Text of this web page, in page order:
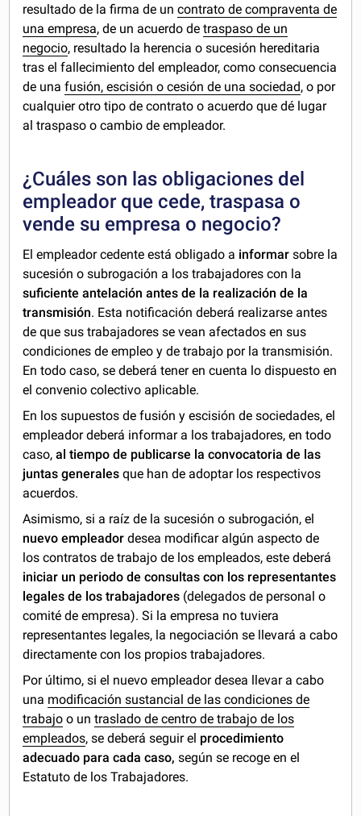
resultado de la firma de uncontrato de compraventa de
una empresa, de un acuerdo detraspaso de un
negocio, resultado la herencia o sucesión hereditaria
tras el fallecimiento del empleador, como consecuencia
de unafusión, escisión o cesión de una sociedad, o por
cualquier otro tipo de contrato o acuerdo que dé lugar
al traspaso o cambio de empleador.
¿Cuáles son las obligaciones del
empleador que cede, traspasa o
vende su empresa o negocio?
El empleador cedente está obligado a informar sobre la
sucesión o subrogación a los trabajadores con la
suficiente antelación antes de la realización de la
transmisión. Esta notificación deberá realizarse antes
de que sus trabajadores se vean afectados en sus
condiciones de empleo y de trabajo por la transmisión.
En todo caso, se deberá tener en cuenta lo dispuesto en
el convenio colectivo aplicable.
En los supuestos de fusión y escisión de sociedades, el
empleador deberá informar a los trabajadores, en todo
caso,al tiempo de publicarse la convocatoria de las
juntas generales que han de adoptar los respectivos
acuerdos.
Asimismo, si a raíz de la sucesión o subrogación, el
nuevo empleador desea modificar algún aspecto de
los contratos de trabajo de los empleados, este deberá
iniciar un periodo de consultas con los representantes
legales de los trabajadores (delegados de personal o
comité de empresa). Si la empresa no tuviera
representantes legales, la negociación se llevará a cabo
directamente con los propios trabajadores.
Por último, si el nuevo empleador desea llevar a cabo
una modificación sustancial de las condiciones de
trabajo o untraslado de centro de trabajo de los
empleados, se deberá seguir el procedimiento
adecuado para cada caso, según se recoge en el
Estatuto de los Trabajadores.